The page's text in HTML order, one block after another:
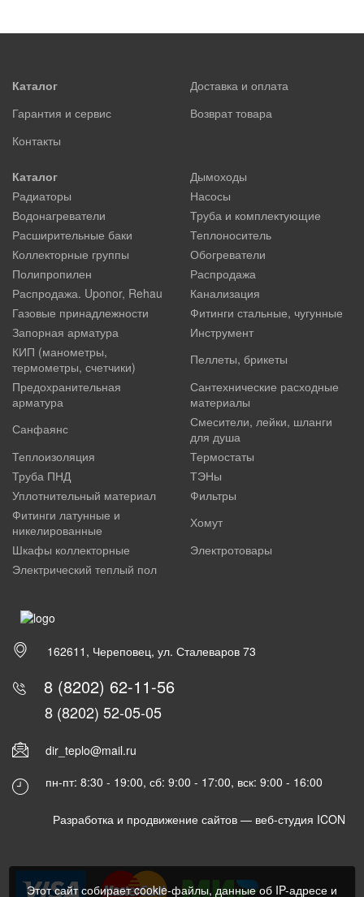
Каталог
Доставка и оплата
Гарантия и сервис
Возврат товара
Контакты
Каталог
Дымоходы
Радиаторы
Насосы
Водонагреватели
Труба и комплектующие
Расширительные баки
Теплоноситель
Коллекторные группы
Обогреватели
Полипропилен
Распродажа
Распродажа. Uponor, Rehau
Канализация
Газовые принадлежности
Фитинги стальные, чугунные
Запорная арматура
Инструмент
КИП (манометры,
термометры, счетчики)
Пеллеты, брикеты
Предохранительная
арматура
Сантехнические расходные
материалы
Санфаянс
Смесители, лейки, шланги
для душа
Теплоизоляция
Термостаты
Труба ПНД
ТЭНы
Уплотнительный материал
Фильтры
Фитинги латунные и
никелированные
Хомут
Шкафы коллекторные
Электротовары
Электрический теплый пол
162611, Череповец, ул. Сталеваров 73
8 (8202) 62-11-56
8 (8202) 52-05-05
dir_teplo@mail.ru
пн-пт: 8:30 - 19:00, сб: 9:00 - 17:00, вск: 9:00 - 16:00
Разработка и продвижение сайтов — веб-студия ICON
Этот сайт собирает cookie-файлы, данные об IP-адресе и